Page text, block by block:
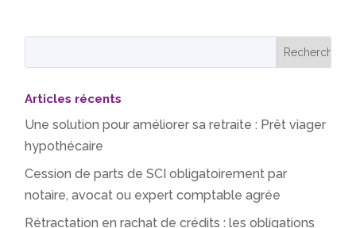
Articles récents
Une solution pour améliorer sa retraite : Prêt viager
hypothécaire
Cession de parts de SCI obligatoirement par
notaire, avocat ou expert comptable agrée
Rétractation en rachat de crédits : les obligations